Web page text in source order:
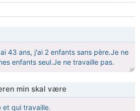
43 ans, j'ai 2 enfants sans père.Je ne
enfants seul.Je ne travaille pas.
min skal være
et qui travaille.